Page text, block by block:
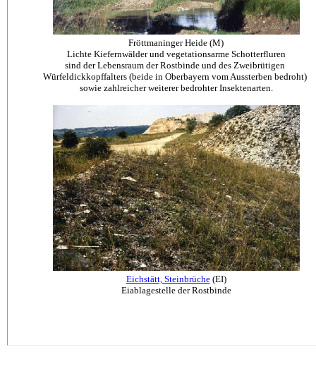
Fröttmaninger Heide (M)
Lichte Kiefernwälder und vegetationsarme Schotterfluren
sind der Lebensraum der Rostbinde und des Zweibrütigen
Würfeldickkopffalters (beide in Oberbayern vom Aussterben bedroht)
sowie zahlreicher weiterer bedrohter Insektenarten.
Eichstätt, Steinbrüche(EI)
Eiablagestelle der Rostbinde